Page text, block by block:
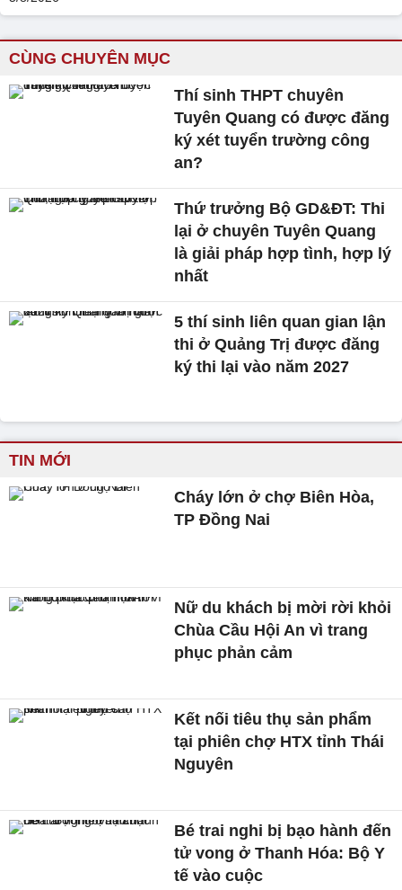
CÙNG CHUYÊN MỤC
Thí sinh THPT chuyên
Tuyên Quang có được đăng
ký xét tuyển trường công
an?
Thứ trưởng Bộ GD&ĐT: Thi
lại ở chuyên Tuyên Quang
là giải pháp hợp tình, hợp lý
nhất
5 thí sinh liên quan gian lận
thi ở Quảng Trị được đăng
ký thi lại vào năm 2027
TIN MỚI
Cháy lớn ở chợ Biên Hòa,
TP Đồng Nai
Nữ du khách bị mời rời khỏi
Chùa Cầu Hội An vì trang
phục phản cảm
Kết nối tiêu thụ sản phẩm
tại phiên chợ HTX tỉnh Thái
Nguyên
Bé trai nghi bị bạo hành đến
tử vong ở Thanh Hóa: Bộ Y
tế vào cuộc